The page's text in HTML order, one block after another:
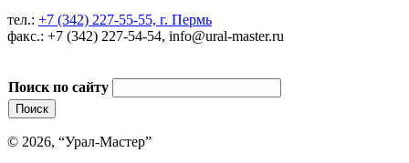
тел.: +7 (342) 227-55-55, г. Пермь
факс.: +7 (342) 227-54-54, info@ural-master.ru
Поиск по сайту
© 2026, “Урал-Мастер”